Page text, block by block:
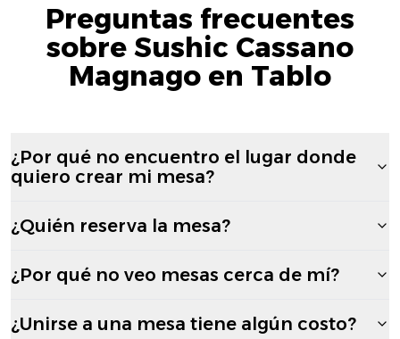
Preguntas frecuentes
sobre Sushic Cassano
Magnago en Tablo
¿Por qué no encuentro el lugar donde
quiero crear mi mesa?
¿Quién reserva la mesa?
¿Por qué no veo mesas cerca de mí?
¿Unirse a una mesa tiene algún costo?